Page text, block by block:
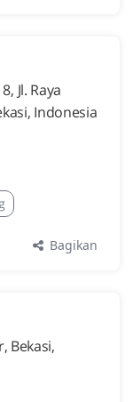
Jl. Raya
Indonesia
Bagikan
Bekasi,